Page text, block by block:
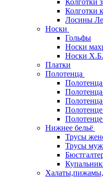
Колготки
Колготки
Лосины
Носки
Гольфы
Носки
Носки Х.Б.
Платки
Полотенца
Нижнее бельё
Трусы
Трусы